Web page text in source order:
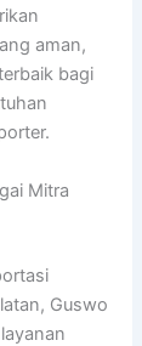
aman,
bagi
Mitra
Guswo